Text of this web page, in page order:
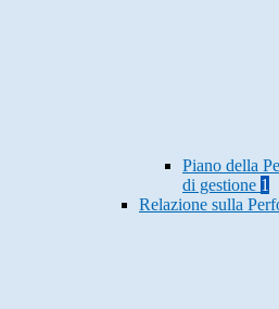
Piano della
di gestione 1
Relazione sulla